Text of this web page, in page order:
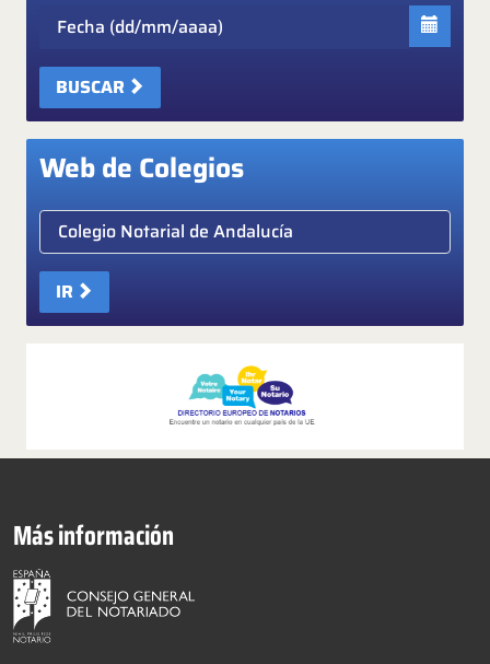
BUSCAR
Web de Colegios
Elige colegio notarial
IR
Más información